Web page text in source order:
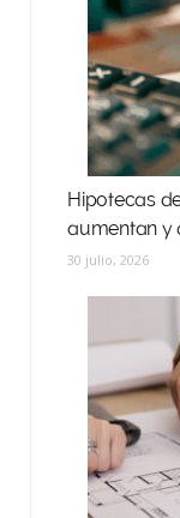
Hipotecas
aumentan y
30 julio, 2026